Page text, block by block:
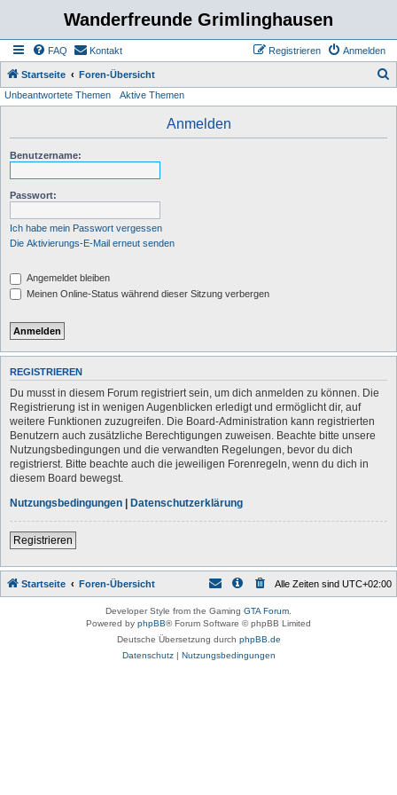
Wanderfreunde Grimlinghausen
FAQ Kontakt Anmelden
Registrieren
Startseite Foren-Übersicht
Unbeantwortete Themen Aktive Themen
Anmelden
Benutzername:
Passwort:
Ich habe mein Passwort vergessen
Die Aktivierungs-E-Mail erneut senden
Angemeldet bleiben
Meinen Online-Status während dieser Sitzung verbergen
REGISTRIEREN
Du musst in diesem Forum registriert sein, um dich anmelden zu können. Die
Registrierung ist in wenigen Augenblicken erledigt und ermöglicht dir, auf
weitere Funktionen zuzugreifen. Die Board-Administration kann registrierten
Benutzern auch zusätzliche Berechtigungen zuweisen. Beachte bitte unsere
Nutzungsbedingungen und die verwandten Regelungen, bevor du dich
registrierst. Bitte beachte auch die jeweiligen Forenregeln, wenn du dich in
diesem Board bewegst.
Nutzungsbedingungen | Datenschutzerklärung
Registrieren
Startseite Foren-Übersicht Alle Zeiten sind UTC+02:00
Developer Style from the Gaming GTA Forum
Powered by phpBB® Forum Software © phpBB Limited
Deutsche Übersetzung durch phpBB.de
Datenschutz| Nutzungsbedingungen